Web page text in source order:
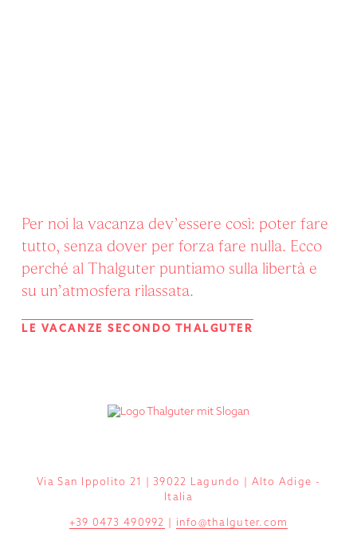
Per noi la vacanza dev’essere così: poter fare
tutto, senza dover per forza fare nulla. Ecco
perché al Thalguter puntiamo sulla libertà e
su un’atmosfera rilassata.
LE VACANZE SECONDO THALGUTER
Via San Ippolito 21 | 39022 Lagundo | Alto Adige -
Italia
+39 0473 490992 info@thalguter.com